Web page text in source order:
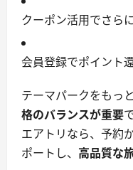
クーポン活用でさら
会員登録でポイント
テーマパークをもっ
格のバランスが重要
エアトリなら、予約
ポートし、 高品質な